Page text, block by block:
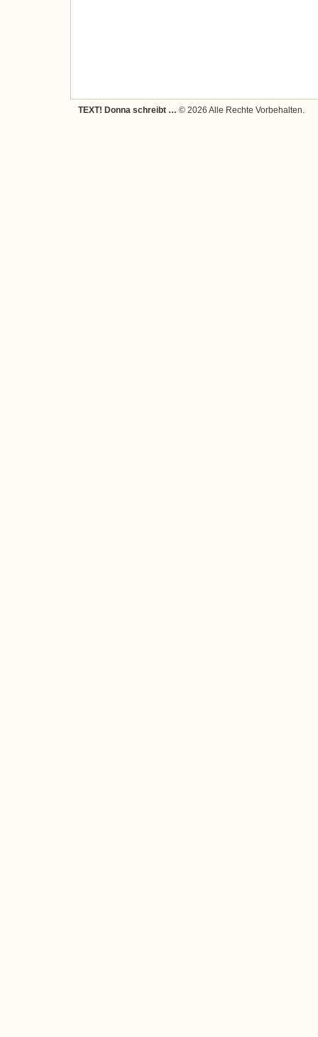
TEXT! Donna schreibt … © 2026 Alle Rechte Vorbehalten.